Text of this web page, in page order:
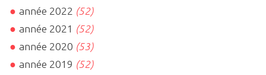
année 2022 (52)
année 2021 (52)
année 2020 (53)
année 2019 (52)